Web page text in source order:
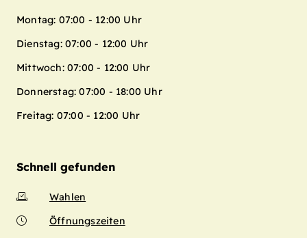
Montag: 07:00 - 12:00 Uhr
Dienstag: 07:00 - 12:00 Uhr
Mittwoch: 07:00 - 12:00 Uhr
Donnerstag: 07:00 - 18:00 Uhr
Freitag: 07:00 - 12:00 Uhr
Schnell gefunden
Wahlen
Öffnungszeiten